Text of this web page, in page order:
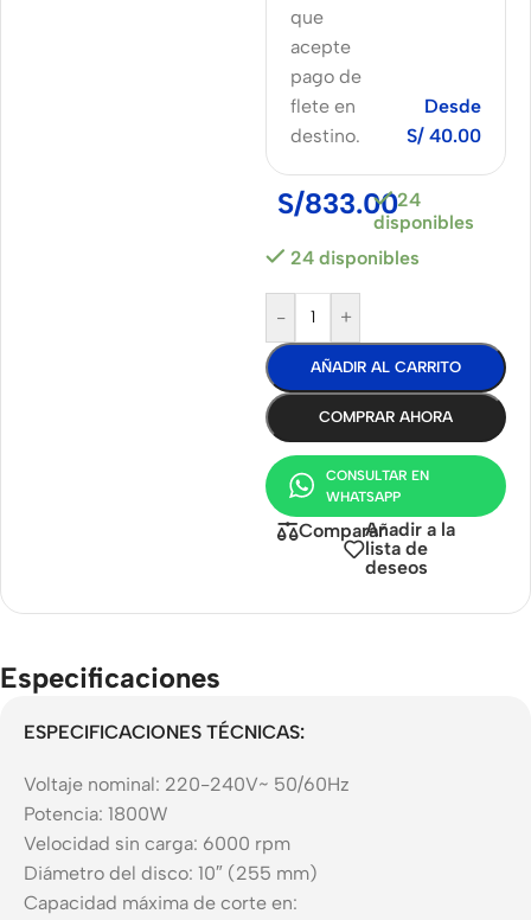
que
acepte
pago de
flete en
destino.
Desde
S/ 40.00
S/833.0024
disponibles
24 disponibles
- +
AÑADIR AL CARRITO
COMPRAR AHORA
CONSULTAR EN
WHATSAPP
CompararAñadir a la
lista de
deseos
Especificaciones
ESPECIFICACIONES TÉCNICAS:
Voltaje nominal: 220-240V~ 50/60Hz
Potencia: 1800W
Velocidad sin carga: 6000 rpm
Diámetro del disco: 10″ (255 mm)
Capacidad máxima de corte en: